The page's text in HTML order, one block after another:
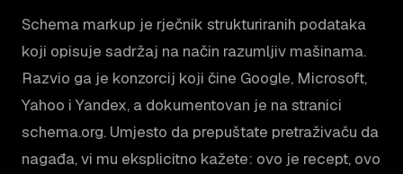
Schema markup je rječnik strukturiranih podataka
koji opisuje sadržaj na način razumljiv mašinama.
Razvio ga je konzorcij koji čine Google, Microsoft,
Yahoo i Yandex, a dokumentovan je na stranici
schema.org. Umjesto da prepuštate pretraživaču da
nagađa, vi mu eksplicitno kažete: ovo je recept, ovo